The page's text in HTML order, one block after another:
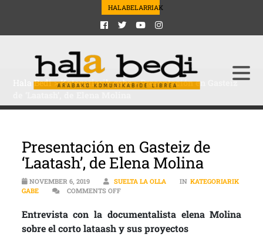
HALABELARRIAK
Hala Bedi>Kategoriarik gabe>Presentación en Gasteiz
Presentación en Gasteiz de
‘Laatash’, de Elena Molina
NOVEMBER 6, 2019 SUELTA LA OLLA IN KATEGORIARIK
GABE
COMMENTS OFFON PRESENTACIÓN EN GASTEIZ DE
Entrevista con la documentalista elena Molina
sobre el corto lataash y sus proyectos